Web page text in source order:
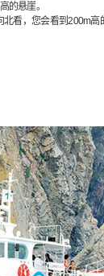
的悬崖。
看，您会看到200m高